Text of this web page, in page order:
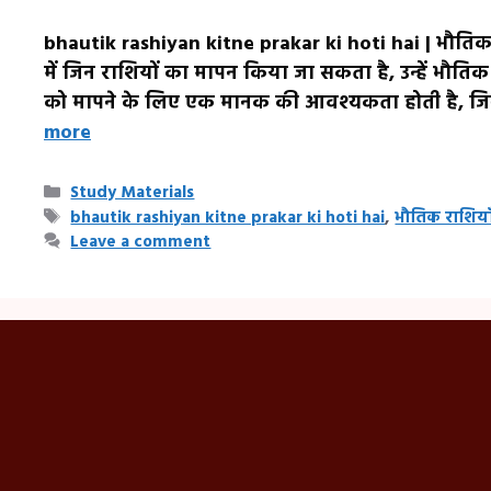
bhautik rashiyan kitne prakar ki hoti hai | भौतिक
में जिन राशियों का मापन किया जा सकता है, उन्हें
को मापने के लिए एक मानक की आवश्यकता होती है,
more
Categories
Study Materials
Tags
bhautik rashiyan kitne prakar ki hoti hai,भौतिक
Leave a comment